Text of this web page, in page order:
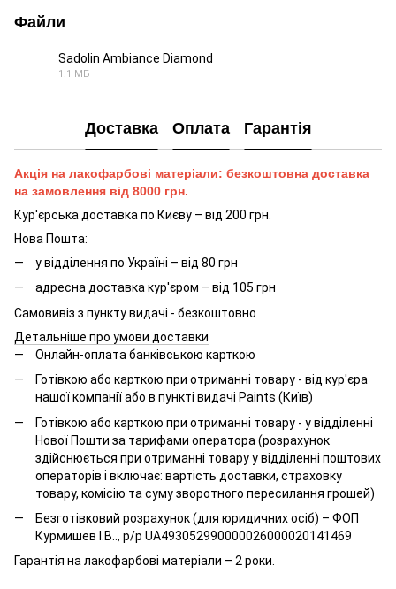
Файли
Sadolin Ambiance Diamond
1.1 МБ
Доставка Оплата Гарантія
Акція на лакофарбові матеріали: безкоштовна доставка
на замовлення від 8000 грн.
Кур'єрська доставка по Києву – від 200 грн.
Нова Пошта:
у відділення по Україні – від 80 грн
адресна доставка кур'єром – від 105 грн
Самовивіз з пункту видачі - безкоштовно
Детальніше про умови доставки
Онлайн-оплата банківською карткою
Готівкою або карткою при отриманні товару - від кур'єра
нашої компанії або в пункті видачі Paints (Київ)
Готівкою або карткою при отриманні товару - у відділенні
Нової Пошти за тарифами оператора (розрахунок
здійснюється при отриманні товару у відділенні поштових
операторів і включає: вартість доставки, страховку
товару, комісію та суму зворотного пересилання грошей)
Безготівковий розрахунок (для юридичних осіб) – ФОП
Курмишев І.В.., р/р UA493052990000026000020141469
Гарантія на лакофарбові матеріали – 2 роки.